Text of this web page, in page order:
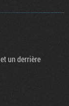
un derrière